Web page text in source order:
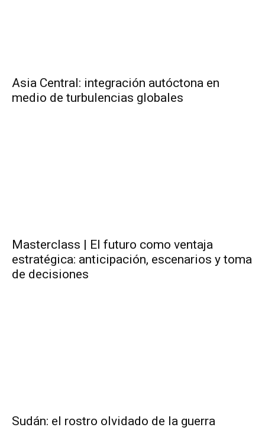
Asia Central: integración autóctona en
medio de turbulencias globales
Masterclass | El futuro como ventaja
estratégica: anticipación, escenarios y toma
de decisiones
Sudán: el rostro olvidado de la guerra